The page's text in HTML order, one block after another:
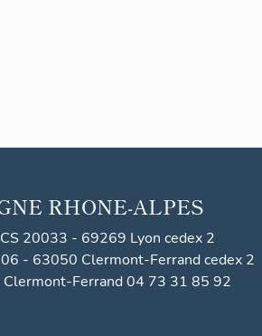
RHONE-ALPES
20033 - 69269 Lyon cedex 2
- 63050 Clermont-Ferrand cedex 2
Ferrand 04 73 31 85 92